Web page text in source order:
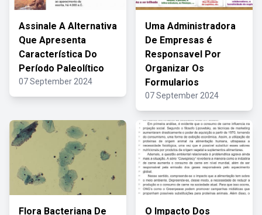
Assinale A Alternativa
Que Apresenta
Característica Do
Período Paleolítico
07 September 2024
Uma Administradora
De Empresas é
Responsavel Por
Organizar Os
Formularios
07 September 2024
Flora Bacteriana De O Impacto Dos